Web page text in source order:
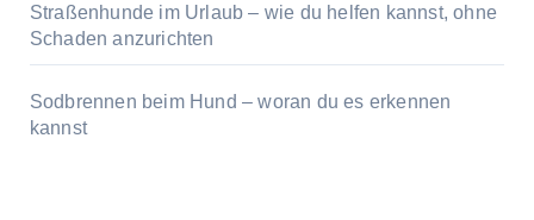
Straßenhunde im Urlaub – wie du helfen kannst, ohne
Schaden anzurichten
Sodbrennen beim Hund – woran du es erkennen
kannst